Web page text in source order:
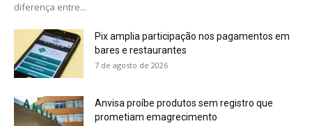
diferença entre...
Pix amplia participação nos pagamentos em
bares e restaurantes
7 de agosto de 2026
Anvisa proíbe produtos sem registro que
prometiam emagrecimento